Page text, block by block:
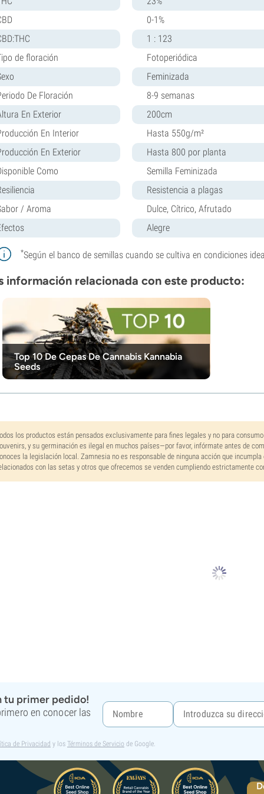
0-1%
1 : 123
de floración
Fotoperiódica
Feminizada
De Floración
8-9 semanas
En Exterior
200cm
En Interior
Hasta 550g/m²
En Exterior
Hasta 800 por planta
Como
Semilla Feminizada
Resistencia a plagas
/ Aroma
Dulce, Cítrico, Afrutado
Alegre
*Según el banco de semillas cuando se cultiva en condiciones
información relacionada con este producto:
Top 10 De Cepas De Cannabis Kannabia
Seeds
los productos están pensados exclusivamente para fines legales y no para
y su germinación es ilegal en muchos países—por favor, infórmate antes de
la legislación local. Zamnesia no es responsable de ninguna acción que
con las setas y otros que ofrecemos se venden cumpliendo estrictamente
tu primer pedido!
en conocer las
de Privacidad y los Términos de Servicio de Google.